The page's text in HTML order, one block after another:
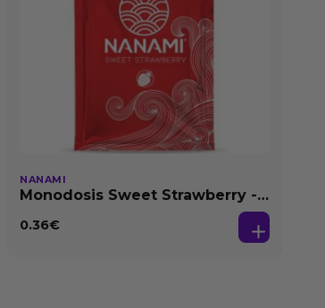
NANAMI
Monodosis Sweet Strawberry -
0.36€